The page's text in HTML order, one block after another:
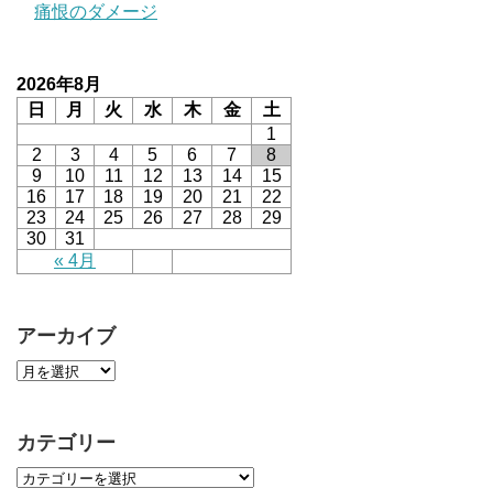
痛恨のダメージ
2026年8月
日
月 火 水 木 金 土
« 4月
1
2
3 4 5 6 7
8
9
10 11 12 13 14
15
16
17 18 19 20 21
22
23
24 25 26 27 28
29
30
31
アーカイブ
カテゴリー